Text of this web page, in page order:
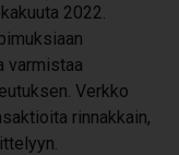
2022.
varmistaa
Verkko
rinnakkain,